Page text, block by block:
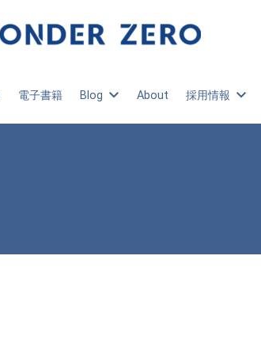
電子書籍 Blog About 採用情報